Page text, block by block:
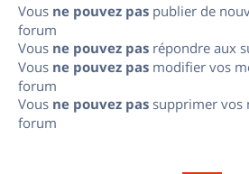
Vous ne pouvez pas publier de
forum
Vous ne pouvez pas répondre aux
Vous ne pouvez pas modifier vos
forum
Vous ne pouvez pas supprimer vos
forum